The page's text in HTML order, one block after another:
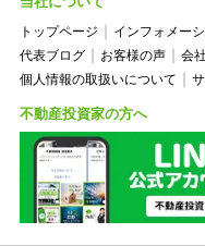
トップページ インフォメー
代表ブログ
お客様の声 会
個人情報の取扱いについて
不動産投資家の方へ